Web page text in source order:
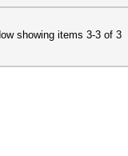
showing items 3-3 of 3